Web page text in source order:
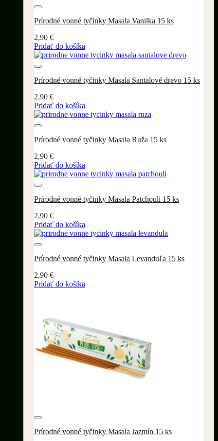
Prírodné vonné tyčinky Masala Vanilka 15 ks
2,90 €
Pridať do košíka
Prírodné vonné tyčinky Masala Santalové drevo 15 ks
2,90 €
Pridať do košíka
Prírodné vonné tyčinky Masala Ruža 15 ks
2,90 €
Pridať do košíka
Prírodné vonné tyčinky Masala Patchouli 15 ks
2,90 €
Pridať do košíka
Prírodné vonné tyčinky Masala Levanduľa 15 ks
2,90 €
Pridať do košíka
Prírodné vonné tyčinky Masala Jazmín 15 ks